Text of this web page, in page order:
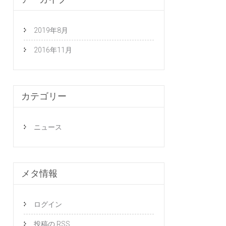
2019年8月
2016年11月
カテゴリー
ニュース
メタ情報
ログイン
投稿の RSS